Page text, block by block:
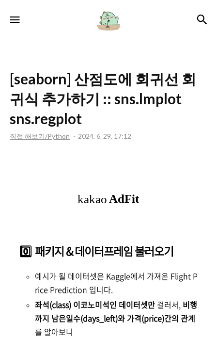
서
윤
[seaborn] 산점도에 회귀선 회
귀식 추가하기 :: sns.lmplot
sns.regplot
직접 해보기/Python 2024. 6. 29. 17:12
0️⃣ 패키지 & 데이터프레임 불러오기
예시가 될 데이터셋은 Kaggle에서 가져온 Flight P
rice Prediction 입니다.
좌석(class) 이코노미석인 데이터셋만 걸러서, 비행
까지 남은일수(days_left)와 가격(price)간의 관계
를 알아보니